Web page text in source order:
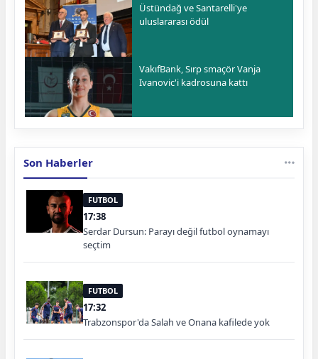
Üstündağ ve Santarelli'ye
uluslararası ödül
VakıfBank, Sırp smaçör Vanja
Ivanovic'i kadrosuna kattı
Son Haberler
FUTBOL
17:38
Serdar Dursun: Parayı değil futbol oynamayı
seçtim
FUTBOL
17:32
Trabzonspor'da Salah ve Onana kafilede yok